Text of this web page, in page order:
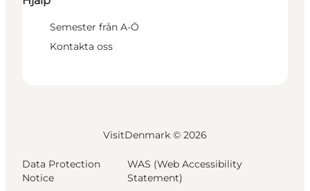
Semester från A-Ö
Kontakta oss
VisitDenmark © 2026
Data Protection
Notice
WAS (Web Accessibility
Statement)